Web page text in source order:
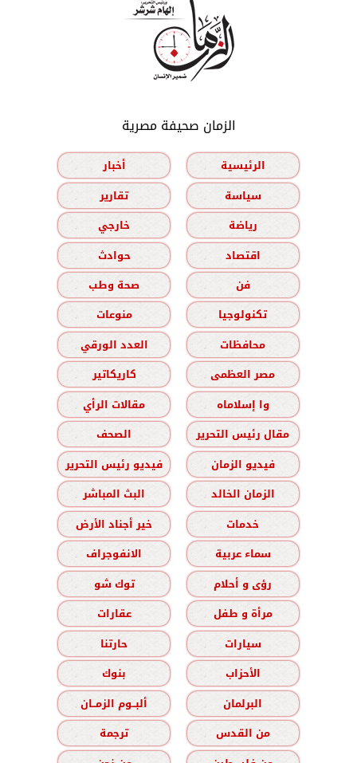
الزمان صحيفة مصرية
الرئيسية
أخبار
سياسة
تقارير
رياضة
خارجي
اقتصاد
حوادث
فن
صحة وطب
تكنولوجيا
منوعات
محافظات
العدد الورقي
مصر العظمى
كاريكاتير
وا إسلاماه
مقالات الرأي
مقال رئيس التحرير
الصحف
فيديو الزمان
فيديو رئيس التحرير
الزمان الخالد
البث المباشر
خدمات
خير أجناد الأرض
سماء عربية
الانفوجراف
رؤى و أحلام
توك شو
مرأة و طفل
عقارات
سيارات
حارتنا
الأحزاب
بنوك
البرلمان
ألبــوم الزمــان
من القدس
ترجمة